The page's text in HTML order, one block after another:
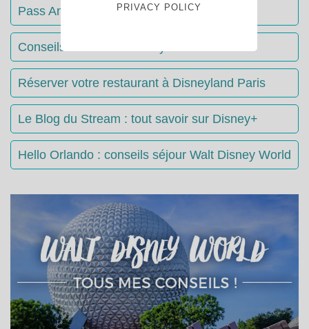
Pass Annuels Disney : informations
Conseils & Astuces Disneyland Paris
Réserver votre restaurant à Disneyland Paris
Le Blog du Stream : tout savoir sur Disney+
Hello Orlando : conseils séjour Walt Disney World
PRIVACY POLICY